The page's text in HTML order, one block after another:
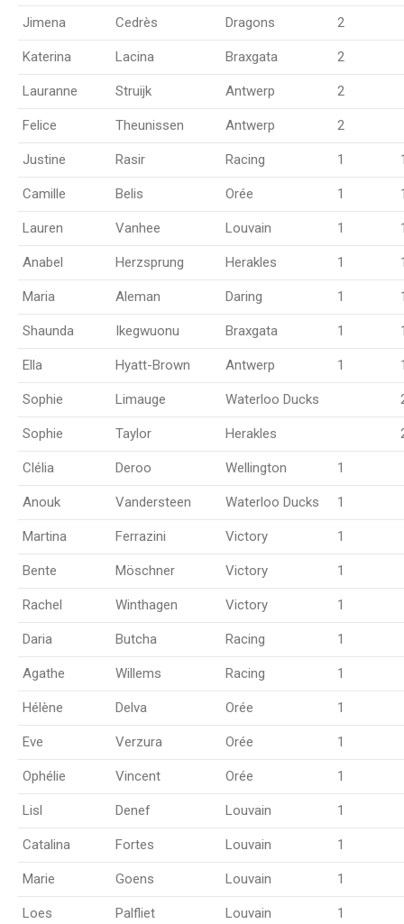
Jimena Cedrès Dragons 2
Katerina Lacina Braxgata 2
Lauranne Struijk Antwerp 2
Felice Theunissen Antwerp 2
Justine Rasir Racing 1
Camille Belis Orée 1
Lauren Vanhee Louvain 1
Anabel Herzsprung Herakles 1
Maria Aleman Daring 1
Shaunda Ikegwuonu Braxgata 1
Ella Hyatt-Brown Antwerp 1
Sophie Limauge Waterloo Ducks
Sophie Taylor Herakles
Clélia Deroo Wellington 1
Anouk Vandersteen Waterloo Ducks 1
Martina Ferrazini Victory 1
Bente Möschner Victory 1
Rachel Winthagen Victory 1
Daria Butcha Racing 1
Agathe Willems Racing 1
Hélène Delva Orée 1
Eve Verzura Orée 1
Ophélie Vincent Orée 1
Lisl Denef Louvain 1
Catalina Fortes Louvain 1
Marie Goens Louvain 1
Loes Palfliet Louvain 1